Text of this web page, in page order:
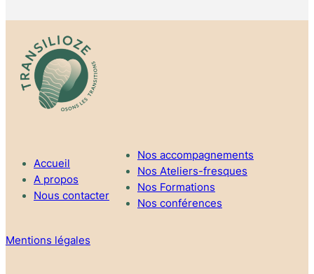
Accueil
A propos
Nous contacter
Nos accompagnements
Nos Ateliers-fresques
Nos Formations
Nos conférences
Mentions légales